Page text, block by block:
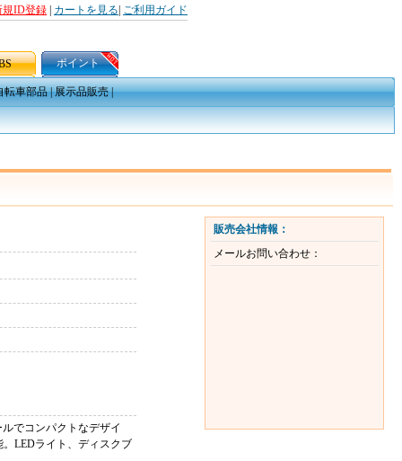
規ID登録 カートを見る ご利用ガイド
ポイント
転車部品|展示品販売|
でコンパクトなデザイ
LEDライト、ディスクブ
販売会社情報：
メールお問い合わせ：